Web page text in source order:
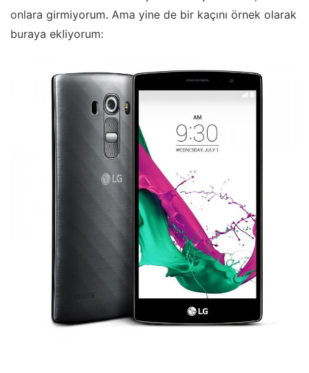
onlara girmiyorum. Ama yine de bir kaçını örnek olarak
buraya ekliyorum: